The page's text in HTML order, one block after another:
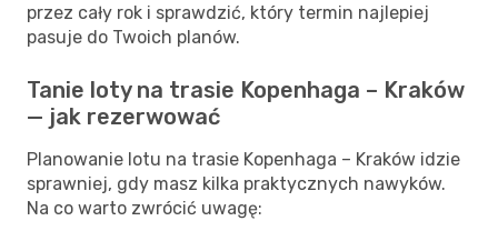
przez cały rok i sprawdzić, który termin najlepiej
pasuje do Twoich planów.
Tanie loty na trasie Kopenhaga – Kraków
— jak rezerwować
Planowanie lotu na trasie Kopenhaga – Kraków idzie
sprawniej, gdy masz kilka praktycznych nawyków.
Na co warto zwrócić uwagę: